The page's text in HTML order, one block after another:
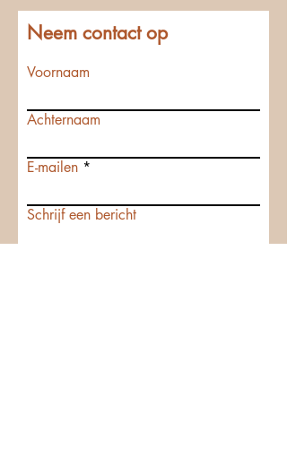
Neem contact op
Voornaam
Achternaam
E-mailen
Schrijf een bericht